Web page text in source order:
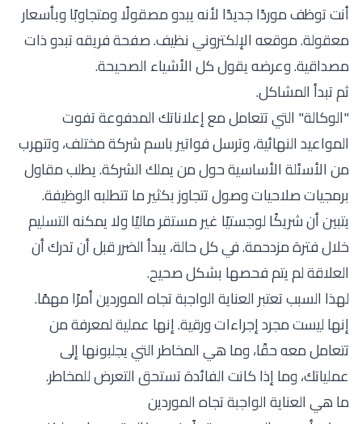
أنت توظف موردًا جديدًا لأنه يبدو مصقولًا ومتجاوبًا وبأسعار
معقولة. موقعه الإلكتروني نظيف. صفحة فريقه تبدو ذات
مصداقية. وعرضه يقول كل الأشياء الصحيحة.
ثم تبدأ المشاكل.
"الوكالة" التي تتعامل مع إعلاناتك المدفوعة تفوت
المواعيد النهائية، وترسل فواتير باسم شركة مختلف، وتتهرب
من الأسئلة الأساسية حول من يملك الشركة. يطلب مقاول
برمجيات صلاحيات وصول تتجاوز بكثير ما تتطلبه الوظيفة.
يتبين أن شريكًا لوجستيًا غير مستقر ماليًا ولا يمكنه التسليم
خلال فترة مزدحمة. في كل حالة، يبدأ الضرر قبل أن تدرك أن
العلاقة لم يتم فحصها بشكل صحيح.
لهذا السبب تعتبر العناية الواجبة تجاه الموردين أمرًا مهمًا.
إنها ليست مجرد إجراءات ورقية. إنها عملية لمعرفة من
تتعامل معه حقًا، وما هي المخاطر التي يجلبونها إلى
عملياتك، وما إذا كانت الفائدة تستحق التعرض للمخاطر.
ما هي العناية الواجبة تجاه الموردين